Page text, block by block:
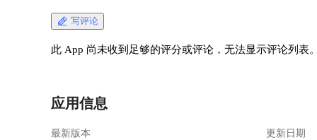
写评论
此 App 尚未收到足够的评分或评论，无法显示评论列表
应用信息
最新版本 更新日期